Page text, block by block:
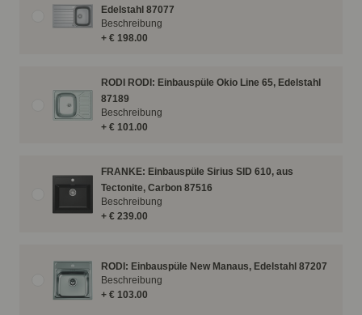
Edelstahl 87077
+ € 198.00
Beschreibung
RODI RODI: Einbauspüle Okio Line 65, Edelstahl
87189
+ € 101.00
Beschreibung
FRANKE: Einbauspüle Sirius SID 610, aus
Tectonite, Carbon 87516
+ € 239.00
Beschreibung
RODI: Einbauspüle New Manaus, Edelstahl 87207
+ € 103.00
Beschreibung